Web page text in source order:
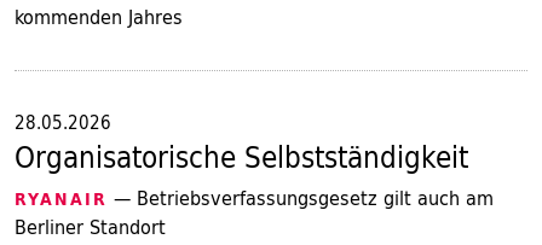
kommenden Jahres
28.05.2026
Organisatorische Selbstständigkeit
RYANAIR — Betriebsverfassungsgesetz gilt auch am
Berliner Standort